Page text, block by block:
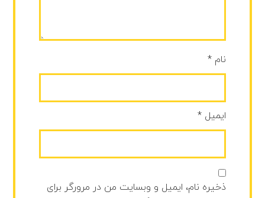
نام*
ایمیل*
ذخیره نام، ایمیل و وبسایت من در مرورگر برای